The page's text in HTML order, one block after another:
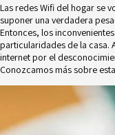
Las redes Wifi del hogar se
suponer una verdadera
Entonces, los
particularidades de la casa.
internet por el
Conozcamos más sobre